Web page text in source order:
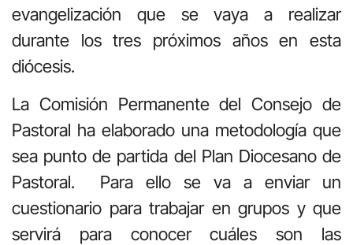
evangelización que se vaya a realizar
durante los tres próximos años en esta
diócesis.
La Comisión Permanente del Consejo de
Pastoral ha elaborado una metodología que
sea punto de partida del Plan Diocesano de
Pastoral. Para ello se va a enviar un
cuestionario para trabajar en grupos y que
servirá para conocer cuáles son las